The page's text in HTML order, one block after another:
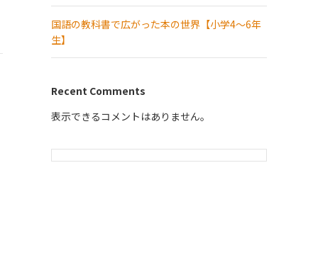
国語の教科書で広がった本の世界【小学4～6年
生】
Recent Comments
表示できるコメントはありません。